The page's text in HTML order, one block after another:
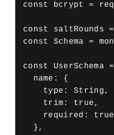
const bcrypt =
const saltRounds
const Schema =
const UserSchema
name: {
type: String,
trim: true,
required:
},